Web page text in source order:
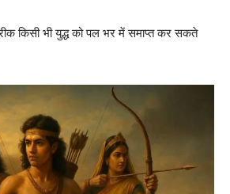
किसी भी युद्ध को पल भर में समाप्त कर सकते